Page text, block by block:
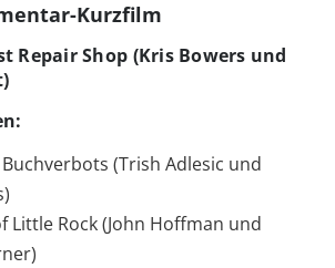
Kurzfilm
Repair Shop (Kris Bowers und
Buchverbots (Trish Adlesic und
Little Rock (John Hoffman und